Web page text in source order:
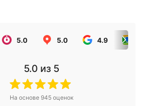
5.0 5.0 4.9
5.0 из 5
На основе 945оценок